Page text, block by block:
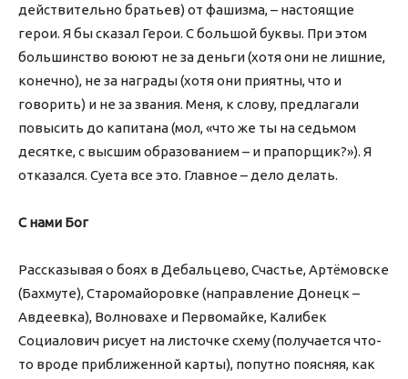
действительно братьев) от фашизма, – настоящие
герои. Я бы сказал Герои. С большой буквы. При этом
большинство воюют не за деньги (хотя они не лишние,
конечно), не за награды (хотя они приятны, что и
говорить) и не за звания. Меня, к слову, предлагали
повысить до капитана (мол, «что же ты на седьмом
десятке, с высшим образованием – и прапорщик?»). Я
отказался. Суета все это. Главное – дело делать.
С нами Бог
Рассказывая о боях в Дебальцево, Счастье, Артёмовске
(Бахмуте), Старомайоровке (направление Донецк –
Авдеевка), Волновахе и Первомайке, Калибек
Социалович рисует на листочке схему (получается что-
то вроде приближенной карты), попутно поясняя, как